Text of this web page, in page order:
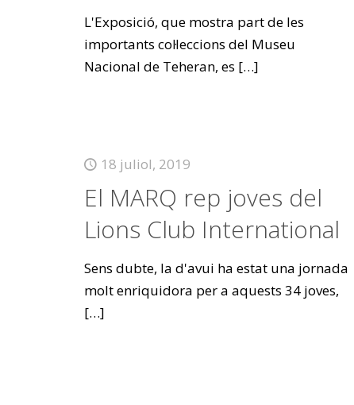
L'Exposició, que mostra part de les
importants col·leccions del Museu
Nacional de Teheran, es […]
18 juliol, 2019
El MARQ rep joves del
Lions Club International
Sens dubte, la d'avui ha estat una jornada
molt enriquidora per a aquests 34 joves,
[…]